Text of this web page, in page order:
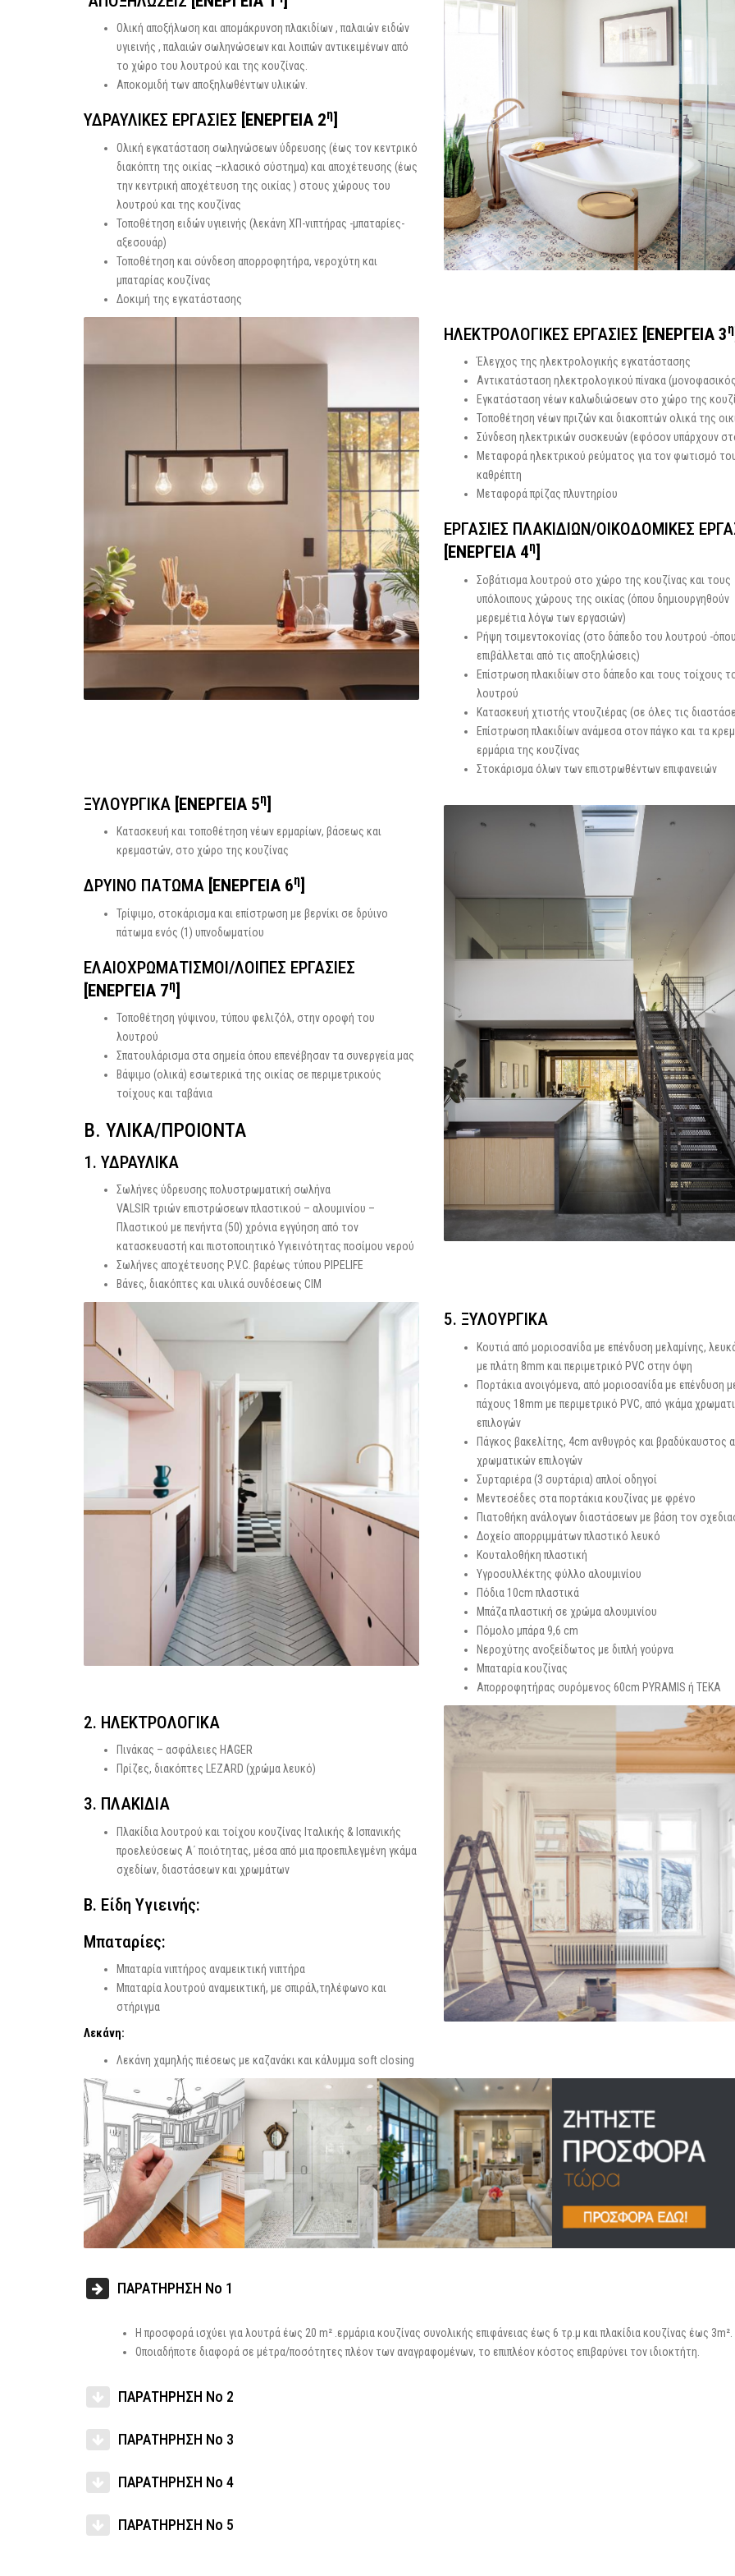
ΜΑΡΜΑΡΩΝ
ΤΟΠΟΘΕΤΗΣΗ ΓΥΨΩΣΑΝΙΔΩΝ
ΜΟΝΩΣΕΙΣ-ΘΕΡΜΟΠΡΟΣΟΨΕΙΣ
ΦΥΣΙΚΟ ΑΕΡΙΟ – ΛΕΒΗΤΕΣ –
ΜΟΝΑΔΕΣ ΘΕΡΜΑΝΣΗΣ
Ολική αποξήλωση και απομάκρυνση πλακιδίων , παλαιών ειδών
υγιεινής , παλαιών σωληνώσεων και λοιπών αντικειμένων από
το χώρο του λουτρού και της κουζίνας.
Αποκομιδή των αποξηλωθέντων υλικών.
ΥΔΡΑΥΛΙΚΕΣ ΕΡΓΑΣΙΕΣ [ΕΝΕΡΓΕΙΑ 2η]
Ολική εγκατάσταση σωληνώσεων ύδρευσης (έως τον κεντρικό
διακόπτη της οικίας –κλασικό σύστημα) και αποχέτευσης (έως
την κεντρική αποχέτευση της οικίας ) στους χώρους του
λουτρού και της κουζίνας
Τοποθέτηση ειδών υγιεινής (λεκάνη ΧΠ-νιπτήρας -μπαταρίες-
αξεσουάρ)
Τοποθέτηση και σύνδεση απορροφητήρα, νεροχύτη και
μπαταρίας κουζίνας
Δοκιμή της εγκατάστασης
HΛΕΚΤΡΟΛΟΓΙΚΕΣ ΕΡΓΑΣΙΕΣ [ΕΝΕΡΓΕΙΑ 3η
Έλεγχος της ηλεκτρολογικής εγκατάστασης
Αντικατάσταση ηλεκτρολογικού πίνακα
Εγκατάσταση νέων καλωδιώσεων στο χώρο της
Τοποθέτηση νέων πριζών και διακοπτών ολικά της
Σύνδεση ηλεκτρικών συσκευών (εφόσον υπάρχουν
Μεταφορά ηλεκτρικού ρεύματος για τον φωτισμό
καθρέπτη
Μεταφορά πρίζας πλυντηρίου
ΕΡΓΑΣΙΕΣ ΠΛΑΚΙΔΙΩΝ/ΟΙΚΟΔΟΜΙΚΕΣ
[ΕΝΕΡΓΕΙΑ 4η]
Σοβάτισμα λουτρού στο χώρο της κουζίνας και τους
υπόλοιπους χώρους της οικίας (όπου δημιουργηθούν
μερεμέτια λόγω των εργασιών)
Ρήψη τσιμεντοκονίας (στο δάπεδο του λουτρού -
επιβάλλεται από τις αποξηλώσεις)
Επίστρωση πλακιδίων στο δάπεδο και τους τοίχους
λουτρού
Κατασκευή χτιστής ντουζιέρας (σε όλες τις
Επίστρωση πλακιδίων ανάμεσα στον πάγκο και τα
ερμάρια της κουζίνας
Στοκάρισμα όλων των επιστρωθέντων επιφανειών
ΞΥΛΟΥΡΓΙΚΑ [ΕΝΕΡΓΕΙΑ 5η]
Κατασκευή και τοποθέτηση νέων ερμαρίων, βάσεως και
κρεμαστών, στο χώρο της κουζίνας
ΔΡΥΙΝΟ ΠΑΤΩΜΑ [ΕΝΕΡΓΕΙΑ 6η]
Τρίψιμο, στοκάρισμα και επίστρωση με βερνίκι σε δρύινο
πάτωμα ενός (1) υπνοδωματίου
ΕΛΑΙΟΧΡΩΜΑΤΙΣΜΟΙ/ΛΟΙΠΕΣ ΕΡΓΑΣΙΕΣ
[ΕΝΕΡΓΕΙΑ 7η]
Τοποθέτηση γύψινου, τύπου φελιζόλ, στην οροφή του
λουτρού
Σπατουλάρισμα στα σημεία όπου επενέβησαν τα συνεργεία μας
Βάψιμο (ολικά) εσωτερικά της οικίας σε περιμετρικούς
τοίχους και ταβάνια
Β. ΥΛΙΚΑ/ΠΡΟΙΟΝΤΑ
1. ΥΔΡΑΥΛΙΚΑ
Σωλήνες ύδρευσης πολυστρωματική σωλήνα
VALSIR τριών επιστρώσεων πλαστικού – αλουμινίου –
Πλαστικού με πενήντα (50) χρόνια εγγύηση από τον
κατασκευαστή και πιστοποιητικό Υγιεινότητας ποσίμου νερού
Σωλήνες αποχέτευσης P.V.C. βαρέως τύπου PIPELIFE
Βάνες, διακόπτες και υλικά συνδέσεως CIM
5. ΞΥΛΟΥΡΓΙΚΑ
Κουτιά από μοριοσανίδα με επένδυση μελαμίνης,
με πλάτη 8mm και περιμετρικό PVC στην όψη
Πορτάκια ανοιγόμενα, από μοριοσανίδα με επένδυση
πάχους 18mm με περιμετρικό PVC, από γκάμα
επιλογών
Πάγκος βακελίτης, 4cm ανθυγρός και βραδύκαυστος
χρωματικών επιλογών
Συρταριέρα (3 συρτάρια) απλοί οδηγοί
Μεντεσέδες στα πορτάκια κουζίνας με φρένο
Πιατοθήκη ανάλογων διαστάσεων με βάση τον
Δοχείο απορριμμάτων πλαστικό λευκό
Κουταλοθήκη πλαστική
Υγροσυλλέκτης φύλλο αλουμινίου
Πόδια 10cm πλαστικά
Μπάζα πλαστική σε χρώμα αλουμινίου
Πόμολο μπάρα 9,6 cm
Νεροχύτης ανοξείδωτος με διπλή γούρνα
Μπαταρία κουζίνας
Απορροφητήρας συρόμενος 60cm PYRAMIS ή ΤΕΚΑ
2. ΗΛΕΚΤΡΟΛΟΓΙΚΑ
Πινάκας – ασφάλειες HAGER
Πρίζες, διακόπτες LEZARD (χρώμα λευκό)
3. ΠΛΑΚΙΔΙΑ
Πλακίδια λουτρού και τοίχου κουζίνας Ιταλικής & Ισπανικής
προελεύσεως Α΄ ποιότητας, μέσα από μια προεπιλεγμένη γκάμα
σχεδίων, διαστάσεων και χρωμάτων
Β. Είδη Υγιεινής:
Μπαταρίες:
Μπαταρία νιπτήρος αναμεικτική νιπτήρα
Μπαταρία λουτρού αναμεικτική, με σπιράλ,τηλέφωνο και
στήριγμα
Λεκάνη:
Λεκάνη χαμηλής πιέσεως με καζανάκι και κάλυμμα soft closing
ΠΑΡΑΤΗΡΗΣΗ No 1
Η προσφορά ισχύει για λουτρά έως 20 m² .ερμάρια κουζίνας συνολικής επιφάνειας έως 6 τρ.μ και πλακίδια κουζίνας έως 3m².
Οποιαδήποτε διαφορά σε μέτρα/ποσότητες πλέον των αναγραφομένων, το επιπλέον κόστος επιβαρύνει τον ιδιοκτήτη.
ΠΑΡΑΤΗΡΗΣΗ No 2
ΠΑΡΑΤΗΡΗΣΗ No 3
ΠΑΡΑΤΗΡΗΣΗ No 4
ΠΑΡΑΤΗΡΗΣΗ No 5